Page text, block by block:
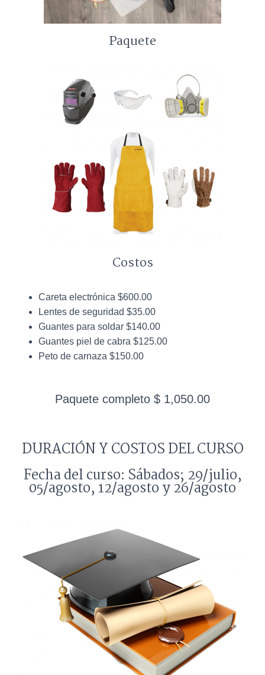
Paquete
Costos
Careta electrónica $600.00
Lentes de seguridad $35.00
Guantes para soldar $140.00
Guantes piel de cabra $125.00
Peto de carnaza $150.00
Paquete completo $ 1,050.00
DURACIÓN Y COSTOS DEL CURSO
Fecha del curso: Sábados; 29/julio,
05/agosto, 12/agosto y 26/agosto